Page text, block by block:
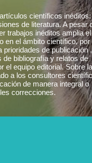
científicos inéditos:
de literatura. A pesar
trabajos inéditos amplia el
en el ámbito científico, por
de publicación .
bibliografía y relatos de
el equipo editorial. Sobre la
a los consultores
de manera integral o
correcciones.